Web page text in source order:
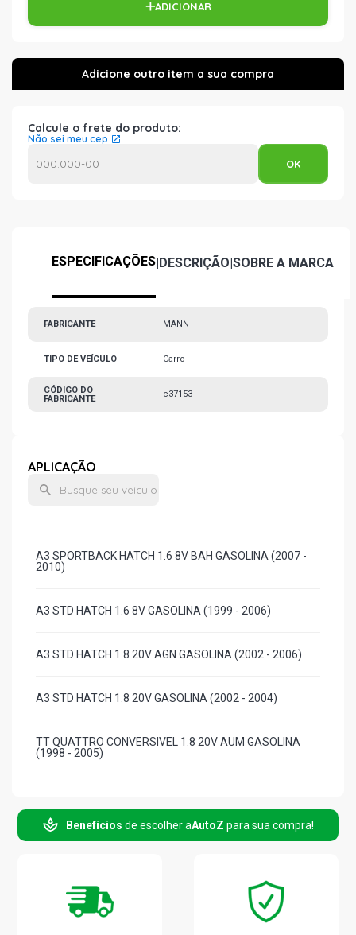
ADICIONAR
Calcule o frete do produto:
Não sei meu cep
ESPECIFICAÇÕES|DESCRIÇÃO|SOBRE A MARCA
FABRICANTE MANN
TIPO DE VEÍCULO Carro
CÓDIGO DO
FABRICANTE
c37153
APLICAÇÃO
A3 SPORTBACK HATCH 1.6 8V BAH GASOLINA (2007 -
2010)
A3 STD HATCH 1.6 8V GASOLINA (1999 - 2006)
A3 STD HATCH 1.8 20V AGN GASOLINA (2002 - 2006)
A3 STD HATCH 1.8 20V GASOLINA (2002 - 2004)
TT QUATTRO CONVERSIVEL 1.8 20V AUM GASOLINA
(1998 - 2005)
2005)
BORA STD SEDAN 2.0 8V AP (2000 - 2011)
Benefícios de escolher aAutoZ para sua compra!